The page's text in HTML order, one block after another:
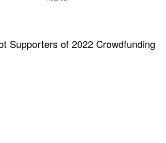
Supporters of 2022 Crowdfunding